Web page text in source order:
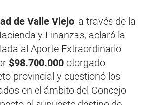
de Valle Viejo, a través de la
y Finanzas, aclaró la
al Aporte Extraordinario
$98.700.000 otorgado
provincial y cuestionó los
en el ámbito del Concejo